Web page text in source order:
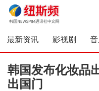
最新资讯 影视剧
韩国发布化妆品
出国门